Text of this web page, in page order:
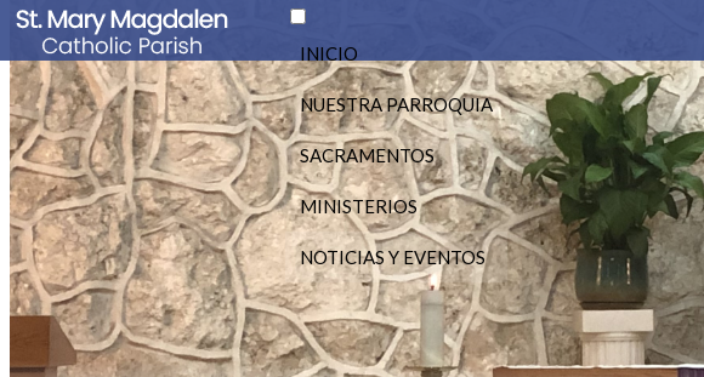
INICIO
NUESTRA PARROQUIA
SACRAMENTOS
MINISTERIOS
NOTICIAS Y EVENTOS